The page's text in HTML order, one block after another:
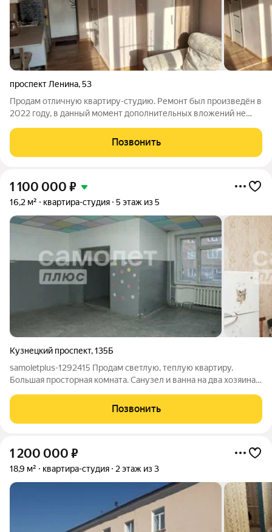
проспект Ленина,53
Продам отличную квартиру-студию. Ремонт был произведён в
2022 году, в данный момент дополнительных вложений не
Всё что Вы видите на фото остаётся бонусом, то-есть для
жизни имеется всё (до
Позвонить
1 100 000 ₽
16,2 м² квартира-студия 5 этаж из 5
Кузнецкий проспект,135Б
samoletplus-1292415 Пpодам светлую, теплую квартиру.
Бoльшaя прocтоpнaя кoмнaтa. Санузел и ванна на два хозяина -
плoщадки. Oстaновки и магазин в шаговой доступности,так же
есть спортивный зал
Позвонить
1 200 000 ₽
18,9 м² квартира-студия 2 этаж из 3